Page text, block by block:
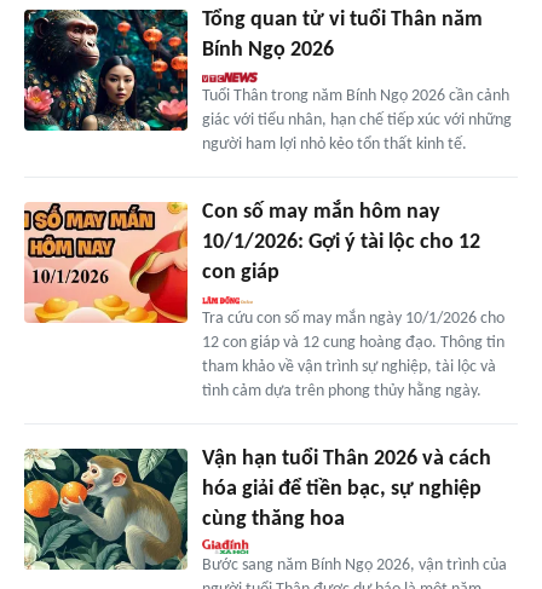
Tổng quan tử vi tuổi Thân năm
Bính Ngọ 2026
Tuổi Thân trong năm Bính Ngọ 2026 cần cảnh
giác với tiểu nhân, hạn chế tiếp xúc với những
người ham lợi nhỏ kẻo tổn thất kinh tế.
Con số may mắn hôm nay
10/1/2026: Gợi ý tài lộc cho 12
con giáp
Tra cứu con số may mắn ngày 10/1/2026 cho
12 con giáp và 12 cung hoàng đạo. Thông tin
tham khảo về vận trình sự nghiệp, tài lộc và
tình cảm dựa trên phong thủy hằng ngày.
Vận hạn tuổi Thân 2026 và cách
hóa giải để tiền bạc, sự nghiệp
cùng thăng hoa
Bước sang năm Bính Ngọ 2026, vận trình của